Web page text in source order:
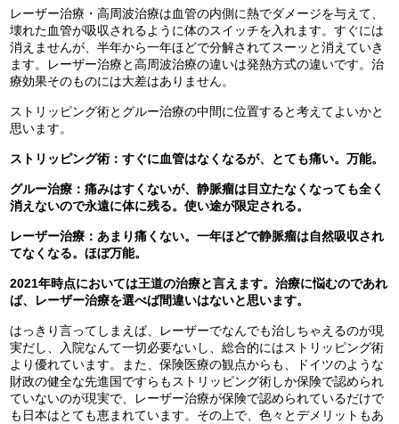
レーザー治療・高周波治療は血管の内側に熱でダメージを与えて、
壊れた血管が吸収されるように体のスイッチを入れます。すぐには
消えませんが、半年から一年ほどで分解されてスーッと消えていき
ます。レーザー治療と高周波治療の違いは発熱方式の違いです。治
療効果そのものには大差はありません。
ストリッピング術とグルー治療の中間に位置すると考えてよいかと
思います。
ストリッピング術：すぐに血管はなくなるが、とても痛い。万能。
グルー治療：痛みはすくないが、静脈瘤は目立たなくなっても全く
消えないので永遠に体に残る。使い途が限定される。
レーザー治療：あまり痛くない。一年ほどで静脈瘤は自然吸収され
てなくなる。ほぼ万能。
2021年時点においては王道の治療と言えます。治療に悩むのであれ
ば、レーザー治療を選べば間違いはないと思います。
はっきり言ってしまえば、レーザーでなんでも治しちゃえるのが現
実だし、入院なんて一切必要ないし、総合的にはストリッピング術
より優れています。また、保険医療の観点からも、ドイツのような
財政の健全な先進国ですらもストリッピング術しか保険で認められ
ていないのが現実で、レーザー治療が保険で認められているだけで
も日本はとても恵まれています。その上で、色々とデメリットもあ